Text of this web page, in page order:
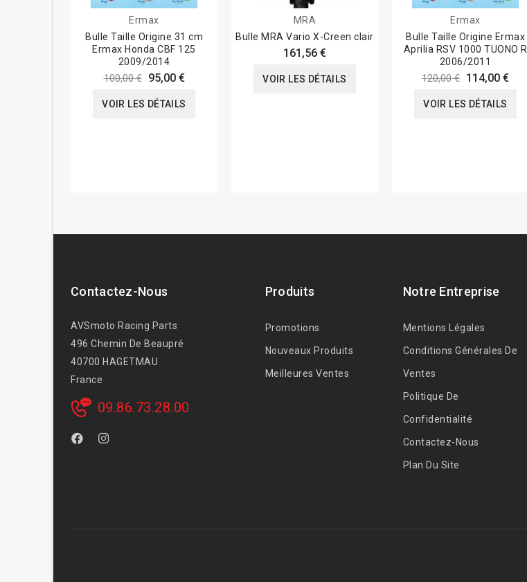
Ermax
Bulle Taille Origine 31 cm
Ermax Honda CBF 125
2009/2014
100,00 € 95,00 €
VOIR LES DÉTAILS
MRA
Bulle MRA Vario X-Creen clair
161,56 €
VOIR LES DÉTAILS
Ermax
Bulle Taille Origine Ermax
Aprilia RSV 1000 TUONO R
2006/2011
120,00 € 114,00 €
VOIR LES DÉTAILS
Contactez-Nous
AVSmoto Racing Parts
496 Chemin De Beaupré
40700 HAGETMAU
France
09.86.73.28.00
Produits
Promotions
Nouveaux Produits
Meilleures Ventes
Notre Entreprise
Mentions Légales
Conditions Générales De
Ventes
Politique De
Confidentialité
Contactez-Nous
Plan Du Site